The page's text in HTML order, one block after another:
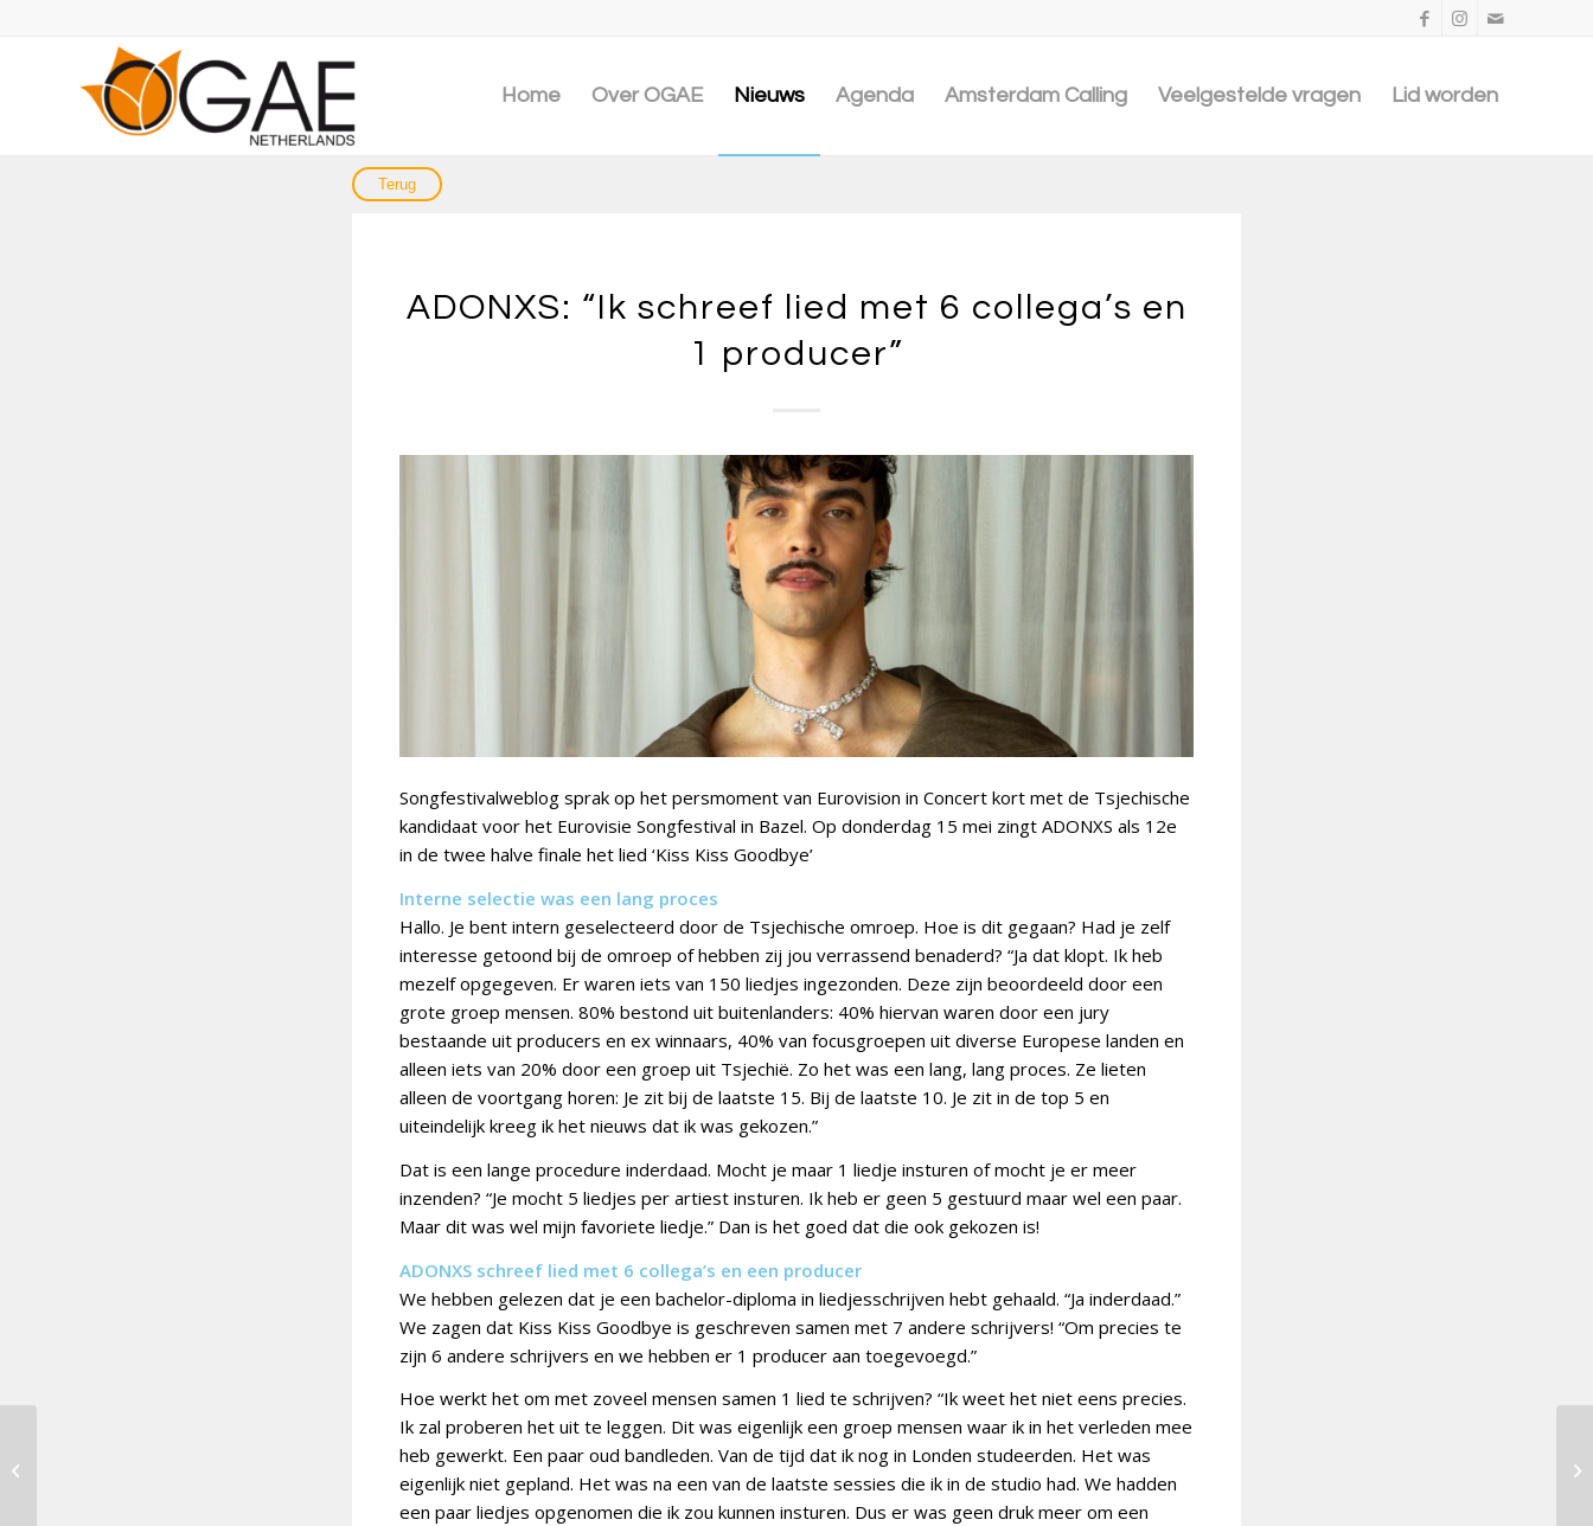
Home Over OGAE Nieuws Agenda Amsterdam Calling Veelgestelde vragen Lid worden
ADONXS: “Ik schreef lied met 6 collega’s en
1 producer”
Songfestivalweblog sprak op het persmoment van Eurovision in Concert kort met de Tsjechische
kandidaat voor het Eurovisie Songfestival in Bazel. Op donderdag 15 mei zingt ADONXS als 12e
in de twee halve finale het lied ‘Kiss Kiss Goodbye’
Interne selectie was een lang proces
Hallo. Je bent intern geselecteerd door de Tsjechische omroep. Hoe is dit gegaan? Had je zelf
interesse getoond bij de omroep of hebben zij jou verrassend benaderd? “Ja dat klopt. Ik heb
mezelf opgegeven. Er waren iets van 150 liedjes ingezonden. Deze zijn beoordeeld door een
grote groep mensen. 80% bestond uit buitenlanders: 40% hiervan waren door een jury
bestaande uit producers en ex winnaars, 40% van focusgroepen uit diverse Europese landen en
alleen iets van 20% door een groep uit Tsjechië. Zo het was een lang, lang proces. Ze lieten
alleen de voortgang horen: Je zit bij de laatste 15. Bij de laatste 10. Je zit in de top 5 en
uiteindelijk kreeg ik het nieuws dat ik was gekozen.”
Dat is een lange procedure inderdaad. Mocht je maar 1 liedje insturen of mocht je er meer
inzenden? “Je mocht 5 liedjes per artiest insturen. Ik heb er geen 5 gestuurd maar wel een paar.
Maar dit was wel mijn favoriete liedje.” Dan is het goed dat die ook gekozen is!
ADONXS schreef lied met 6 collega’s en een producer
We hebben gelezen dat je een bachelor-diploma in liedjesschrijven hebt gehaald. “Ja inderdaad.”
We zagen dat Kiss Kiss Goodbye is geschreven samen met 7 andere schrijvers! “Om precies te
zijn 6 andere schrijvers en we hebben er 1 producer aan toegevoegd.”
Hoe werkt het om met zoveel mensen samen 1 lied te schrijven? “Ik weet het niet eens precies.
Ik zal proberen het uit te leggen. Dit was eigenlijk een groep mensen waar ik in het verleden mee
heb gewerkt. Een paar oud bandleden. Van de tijd dat ik nog in Londen studeerden. Het was
eigenlijk niet gepland. Het was na een van de laatste sessies die ik in de studio had. We hadden
een paar liedjes opgenomen die ik zou kunnen insturen. Dus er was geen druk meer om een